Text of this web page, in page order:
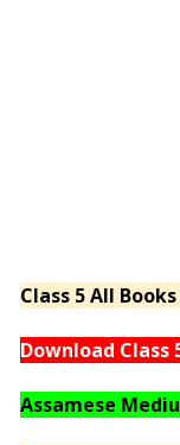
Class 5 All Books
Download Class
Assamese